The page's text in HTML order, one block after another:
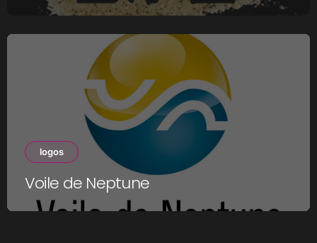
logos
Voile de Neptune